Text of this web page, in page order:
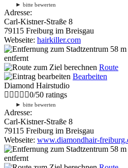
► bitte bewerten
Adresse:
Carl-Kistner-Straße 8
79115 Freiburg im Breisgau
Webseite: hairkiller.com
58 m
entfernt
Route
Bearbeiten
Diamond Hairstudio
0/50 ratings
► bitte bewerten
Adresse:
Carl-Kistner-Straße 8
79115 Freiburg im Breisgau
Webseite: www.diamondhair-
58 m
entfernt